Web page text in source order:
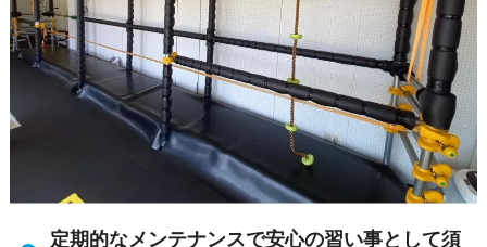
定期的なメンテナンスで安心の習い事として須